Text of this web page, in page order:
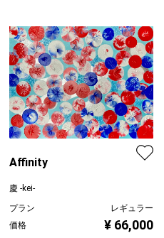
Affinity
慶 -kei-
プラン
レギュラー
価格
¥ 66,000